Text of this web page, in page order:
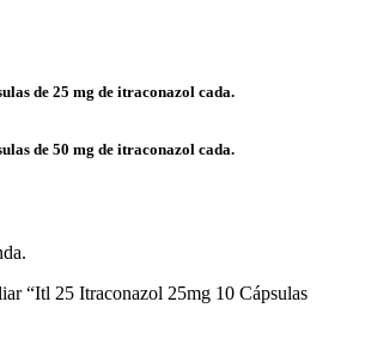
de 25 mg de itraconazol cada.
de 50 mg de itraconazol cada.
“Itl 25 Itraconazol 25mg 10 Cápsulas